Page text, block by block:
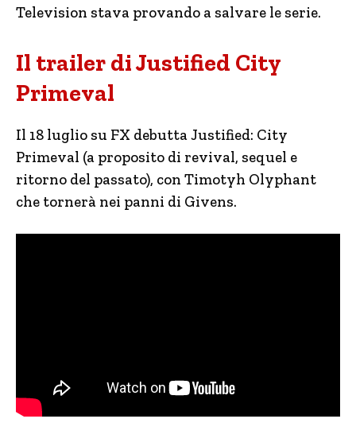
Television stava provando a salvare le serie.
Il trailer di Justified City
Primeval
Il 18 luglio su FX debutta Justified: City
Primeval (a proposito di revival, sequel e
ritorno del passato), con Timotyh Olyphant
che tornerà nei panni di Givens.